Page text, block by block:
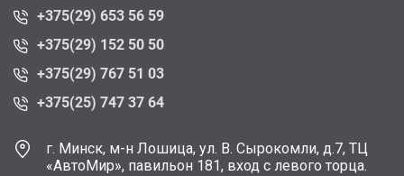
+375(29) 653 56 59
+375(29) 152 50 50
+375(29) 767 51 03
+375(25) 747 37 64
г. Минск, м-н Лошица, ул. В. Сырокомли, д.7, ТЦ
«АвтоМир», павильон 181, вход с левого торца.